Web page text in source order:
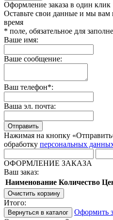
Оформление заказа в один клик
Оставьте свои данные и мы
время
* поле, обязательное для
Ваше имя:
Ваше сообщение:
Ваш телефон*:
Ваша эл. почта:
Отправить
Нажимая на кнопку
обработку персональных
ОФОРМЛЕНИЕ ЗАКАЗА
Ваш заказ:
Наименование Количество
Очистить корзину
Итого:
Вернуться в каталог
Оформить